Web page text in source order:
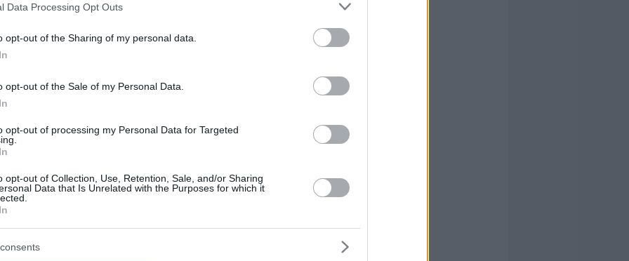
Data Processing Opt Outs
opt-out of the Sharing of my personal data.
opt-out of the Sale of my Personal Data.
opt-out of processing my Personal Data for Targeted
opt-out of Collection, Use, Retention, Sale, and/or Sharing
Data that Is Unrelated with the Purposes for which it
ρόλοι, ταυτότητα,
για τον Γιάννη”
Ο Βασίλης Σπανούλης εξήγησε τι
χρειάζεται η Εθνική Ομάδα για να
Λούκα Μπάνκι: Φαβορί
Ζαλγκίρις